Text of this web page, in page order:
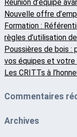
Réunion d’équipe
Nouvelle offre
Formation :
règles d’utilisation
Poussières de bois :
vos équipes et
Les CRITTs à
Commentaires
Archives